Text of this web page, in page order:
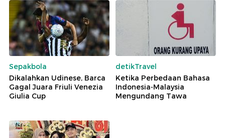
Sepakbola
Dikalahkan Udinese, Barca
Gagal Juara Friuli Venezia
Giulia Cup
detikTravel
Ketika Perbedaan Bahasa
Indonesia-Malaysia
Mengundang Tawa